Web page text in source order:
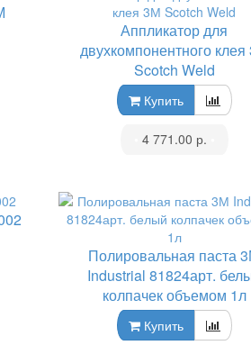
Аппликатор для
двухкомпонентного
Scotch Weld
Купить
4 771.00 р.
Полировальная паста
Industrial 81824арт.
колпачек объемом 1л
Купить